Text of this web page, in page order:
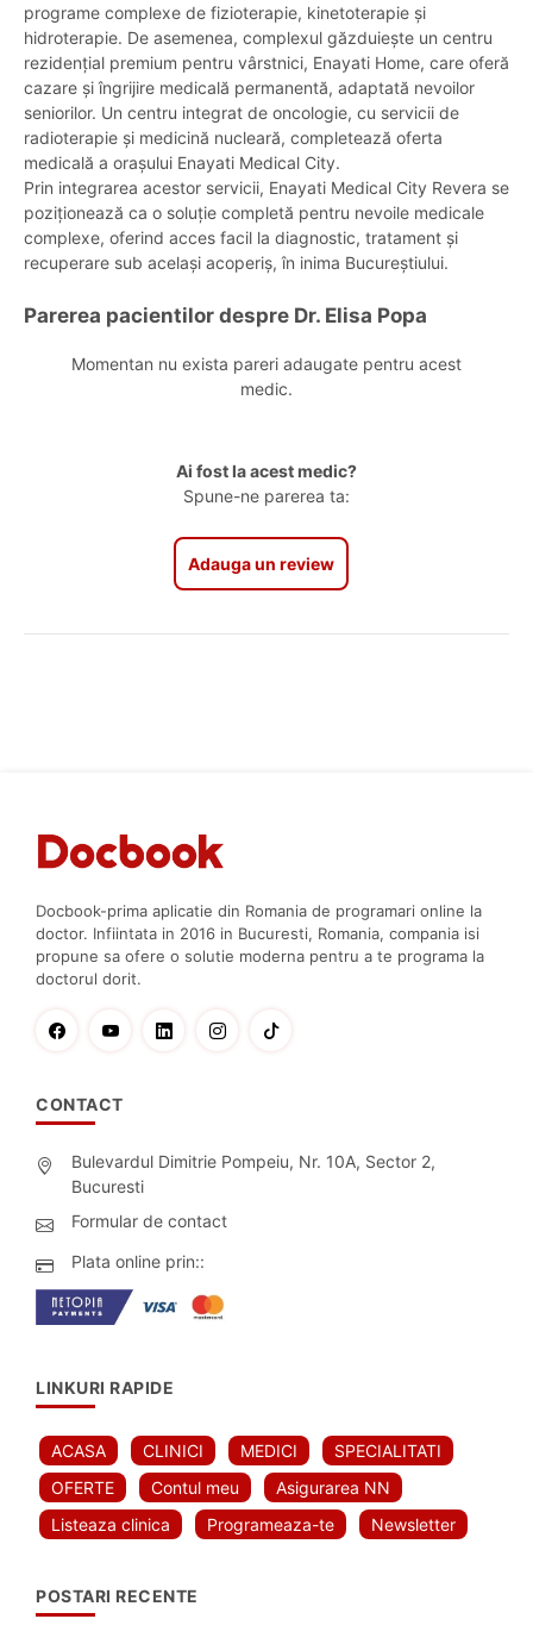
programe complexe de fizioterapie, kinetoterapie și
hidroterapie. De asemenea, complexul găzduiește un centru
rezidențial premium pentru vârstnici, Enayati Home, care oferă
cazare și îngrijire medicală permanentă, adaptată nevoilor
seniorilor. Un centru integrat de oncologie, cu servicii de
radioterapie și medicină nucleară, completează oferta
medicală a orașului Enayati Medical City.
Prin integrarea acestor servicii, Enayati Medical City Revera se
poziționează ca o soluție completă pentru nevoile medicale
complexe, oferind acces facil la diagnostic, tratament și
recuperare sub același acoperiș, în inima Bucureștiului.
Parerea pacientilor despre Dr. Elisa Popa
Momentan nu exista pareri adaugate pentru acest
medic.
Ai fost la acest medic?
Spune-ne parerea ta:
Adauga un review
Docbook-prima aplicatie din Romania de programari online la
doctor. Infiintata in 2016 in Bucuresti, Romania, compania isi
propune sa ofere o solutie moderna pentru a te programa la
doctorul dorit.
CONTACT
Bulevardul Dimitrie Pompeiu, Nr. 10A, Sector 2,
Bucuresti
Formular de contact
Plata online prin::
LINKURI RAPIDE
ACASA CLINICI MEDICI
SPECIALITATI
OFERTE
Contul meu
Asigurarea NN
Listeaza clinica
Programeaza-te Newsletter
POSTARI RECENTE